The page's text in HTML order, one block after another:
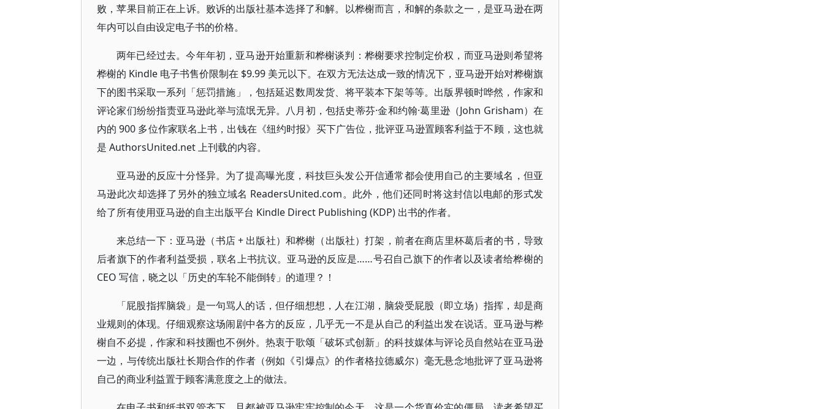
败，苹果目前正在上诉。败诉的出版社基本选择了和解。以桦榭而言，和解的条款之一，是亚马逊在两
年内可以自由设定电子书的价格。
两年已经过去。今年年初，亚马逊开始重新和桦榭谈判：桦榭要求控制定价权，而亚马逊则希望将
桦榭的 Kindle 电子书售价限制在 $9.99 美元以下。在双方无法达成一致的情况下，亚马逊开始对桦榭旗
下的图书采取一系列「惩罚措施」，包括延迟数周发货、将平装本下架等等。出版界顿时哗然，作家和
评论家们纷纷指责亚马逊此举与流氓无异。八月初，包括史蒂芬·金和约翰·葛里逊（John Grisham）在
内的 900 多位作家联名上书，出钱在《纽约时报》买下广告位，批评亚马逊置顾客利益于不顾，这也就
是 AuthorsUnited.net 上刊载的内容。
亚马逊的反应十分怪异。为了提高曝光度，科技巨头发公开信通常都会使用自己的主要域名，但亚
马逊此次却选择了另外的独立域名 ReadersUnited.com。此外，他们还同时将这封信以电邮的形式发
给了所有使用亚马逊的自主出版平台 Kindle Direct Publishing (KDP) 出书的作者。
来总结一下：亚马逊（书店 + 出版社）和桦榭（出版社）打架，前者在商店里杯葛后者的书，导致
后者旗下的作者利益受损，联名上书抗议。亚马逊的反应是……号召自己旗下的作者以及读者给桦榭的
CEO 写信，晓之以「历史的车轮不能倒转」的道理？！
「屁股指挥脑袋」是一句骂人的话，但仔细想想，人在江湖，脑袋受屁股（即立场）指挥，却是商
业规则的体现。仔细观察这场闹剧中各方的反应，几乎无一不是从自己的利益出发在说话。亚马逊与桦
榭自不必提，作家和科技圈也不例外。热衷于歌颂「破坏式创新」的科技媒体与评论员自然站在亚马逊
一边，与传统出版社长期合作的作者（例如《引爆点》的作者格拉德威尔）毫无悬念地批评了亚马逊将
自己的商业利益置于顾客满意度之上的做法。